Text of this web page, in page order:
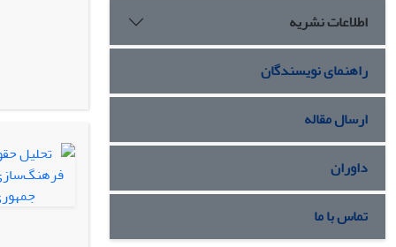
اطلاعات نشریه
راهنمای نویسندگان
ارسال مقاله
داوران
تماس با ما